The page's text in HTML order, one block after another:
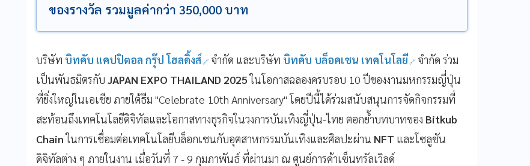
ของรางวัล รวมมูลค่ากว่า 350,000 บาท
บริษัท บิทคับ แคปปิตอล กรุ๊ป โฮลดิ้งส์ จำกัด และบริษัท บิทคับ บล็อคเชน เทคโนโลยี จำกัด ร่วม
เป็นพันธมิตรกับ JAPAN EXPO THAILAND 2025ในโอกาสฉลองครบรอบ 10 ปีของงานมหกรรมญี่ปุ่น
ที่ยิ่งใหญ่ในเอเชีย ภายใต้ธีม "Celebrate 10th Anniversary" โดยปีนี้ได้ร่วมสนับสนุนการจัดกิจกรรมที่
สะท้อนถึงเทคโนโลยีดิจิทัลและโอกาสทางธุรกิจในวงการบันเทิงญี่ปุ่น-ไทย ตอกย้ำบทบาทของ Bitkub
Chainในการเชื่อมต่อเทคโนโลยีบล็อกเชนกับอุตสาหกรรมบันเทิงและศิลปะผ่าน NFT และโซลูชัน
ดิจิทัลต่าง ๆ ภายในงาน เมื่อวันที่ 7 - 9 กุมภาพันธ์ ที่ผ่านมา ณ ศูนย์การค้าเซ็นทรัลเวิลด์